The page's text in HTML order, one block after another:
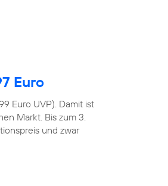
Euro
Euro UVP). Damit ist
Markt. Bis zum 3.
und zwar